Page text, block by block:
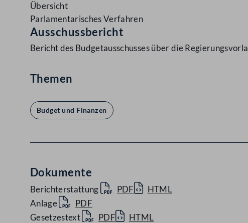
Übersicht
Parlamentarisches Verfahren
Ausschussbericht
Bericht des Budgetausschusses über die
Themen
Budget und Finanzen
Dokumente
Berichterstattung PDF
HTML
Anlage
PDF
Gesetzestext
PDF HTML